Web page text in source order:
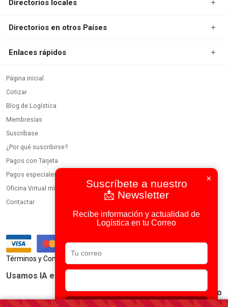
×
Suscríbete a nuestro
📩 Newsletter
Recibe información y actualidad de
Logística en tu Correo
Directorios locales
Directorios en otros Países
Enlaces rápidos
Página inicial
Cotizar
Blog de Logística
Membresías
Suscríbase
¿Por qué suscribirse?
Pagos con Tarjeta
Pagos especiales
Oficina Virtual miembros
Contactar
Términos y Condiciones|Política de Privacidad
Usamos IA en todos nuestros procesos
Portal Logístico Latinoamericano
© 2023-2026 DirectorioDeCarga.com